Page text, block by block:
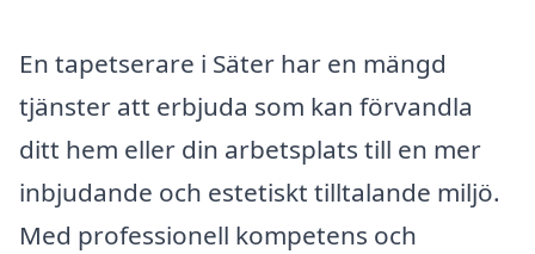
En tapetserare i Säter har en mängd
tjänster att erbjuda som kan förvandla
ditt hem eller din arbetsplats till en mer
inbjudande och estetiskt tilltalande miljö.
Med professionell kompetens och